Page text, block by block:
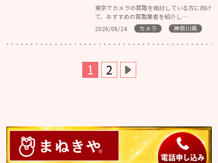
東京でカメラの買取を検討している方に向け
て、おすすめの買取業者を紹介し…
2026/06/24
カメラ 神奈川県
1 2